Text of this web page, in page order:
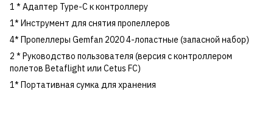
1 * Адаптер Type-C к контроллеру
1* Инструмент для снятия пропеллеров
4* Пропеллеры Gemfan 2020 4-лопастные (запасной набор)
2 * Руководство пользователя (версия с контроллером
полетов Betaflight или Cetus FC)
1* Портативная сумка для хранения